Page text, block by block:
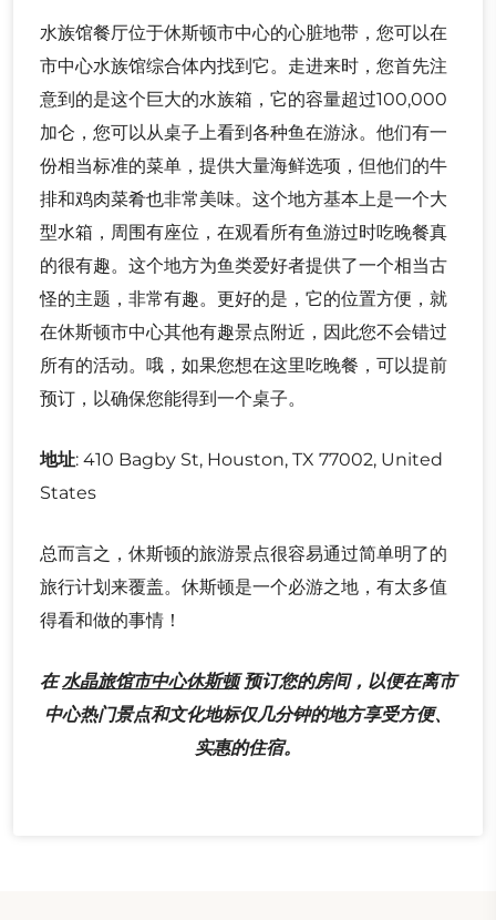
水族馆餐厅位于休斯顿市中心的心脏地带，您可以在
市中心水族馆综合体内找到它。走进来时，您首先注
意到的是这个巨大的水族箱，它的容量超过100,000
加仑，您可以从桌子上看到各种鱼在游泳。他们有一
份相当标准的菜单，提供大量海鲜选项，但他们的牛
排和鸡肉菜肴也非常美味。这个地方基本上是一个大
型水箱，周围有座位，在观看所有鱼游过时吃晚餐真
的很有趣。这个地方为鱼类爱好者提供了一个相当古
怪的主题，非常有趣。更好的是，它的位置方便，就
在休斯顿市中心其他有趣景点附近，因此您不会错过
所有的活动。哦，如果您想在这里吃晚餐，可以提前
预订，以确保您能得到一个桌子。
地址: 410 Bagby St, Houston, TX 77002, United
States
总而言之，休斯顿的旅游景点很容易通过简单明了的
旅行计划来覆盖。休斯顿是一个必游之地，有太多值
得看和做的事情！
在水晶旅馆市中心休斯顿预订您的房间，以便在离市
中心热门景点和文化地标仅几分钟的地方享受方便、
实惠的住宿。